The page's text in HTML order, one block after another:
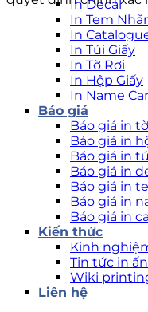
In Decal
In Tem
In
In Túi Giấy
In Tờ Rơi
In Hộp Giấy
In Name
Báo giá
Báo giá in
Báo giá in
Báo giá in
Báo giá in
Báo giá in
Báo giá in
Báo giá in
Kiến thức
Kinh
Tin tức in ấn
Wiki
Liên hệ